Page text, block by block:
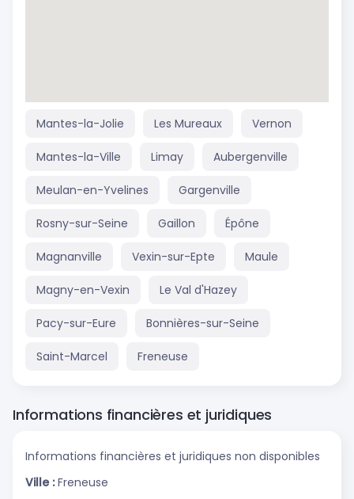
Mantes-la-Jolie Les Mureaux Vernon
Mantes-la-Ville Limay Aubergenville
Meulan-en-Yvelines Gargenville
Rosny-sur-Seine Gaillon Épône
Magnanville Vexin-sur-Epte Maule
Magny-en-Vexin Le Val d'Hazey
Pacy-sur-Eure Bonnières-sur-Seine
Saint-Marcel Freneuse
Informations financières et juridiques
Informations financières et juridiques non disponibles
Ville : Freneuse